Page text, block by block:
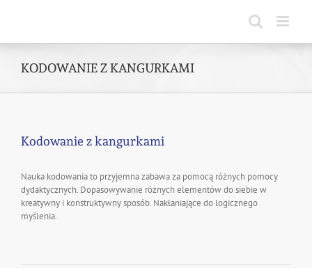
KODOWANIE Z KANGURKAMI
Kodowanie z kangurkami
Nauka kodowania to przyjemna zabawa za pomocą różnych pomocy
dydaktycznych. Dopasowywanie różnych elementów do siebie w
kreatywny i konstruktywny sposób. Nakłaniające do logicznego
myślenia.